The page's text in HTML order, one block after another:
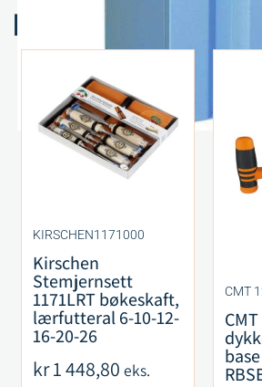
Relaterte produkter
KIRSCHEN1171000
Kirschen
Stemjernsett
1171LRT bøkeskaft,
lærfutteral 6-10-12-
16-20-26
kr1 448,80 eks.
CMT
CMT